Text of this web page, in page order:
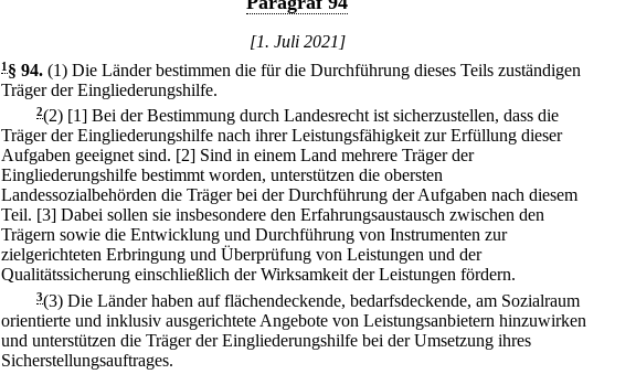
[1. Juli 2021]
1 § 94. (1) Die Länder bestimmen die für die Durchführung dieses Teils zuständigen
Träger der Eingliederungshilfe.
2(2) [1] Bei der Bestimmung durch Landesrecht ist sicherzustellen, dass die
Träger der Eingliederungshilfe nach ihrer Leistungsfähigkeit zur Erfüllung dieser
Aufgaben geeignet sind. [2] Sind in einem Land mehrere Träger der
Eingliederungshilfe bestimmt worden, unterstützen die obersten
Landessozialbehörden die Träger bei der Durchführung der Aufgaben nach diesem
Teil. [3] Dabei sollen sie insbesondere den Erfahrungsaustausch zwischen den
Trägern sowie die Entwicklung und Durchführung von Instrumenten zur
zielgerichteten Erbringung und Überprüfung von Leistungen und der
Qualitätssicherung einschließlich der Wirksamkeit der Leistungen fördern.
3(3) Die Länder haben auf flächendeckende, bedarfsdeckende, am Sozialraum
orientierte und inklusiv ausgerichtete Angebote von Leistungsanbietern hinzuwirken
und unterstützen die Träger der Eingliederungshilfe bei der Umsetzung ihres
Sicherstellungsauftrages.